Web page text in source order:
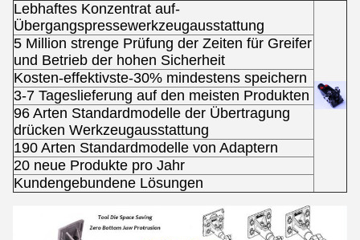
Lebhaftes Konzentrat auf-
Übergangspressewerkzeugausstattung
5 Million strenge Prüfung der Zeiten für Greifer
und Betrieb der hohen Sicherheit
Kosten-effektivste-30% mindestens speichern
3-7 Tageslieferung auf den meisten Produkten
96 Arten Standardmodelle der Übertragung
drücken Werkzeugausstattung
190 Arten Standardmodelle von Adaptern
20 neue Produkte pro Jahr
Kundengebundene Lösungen